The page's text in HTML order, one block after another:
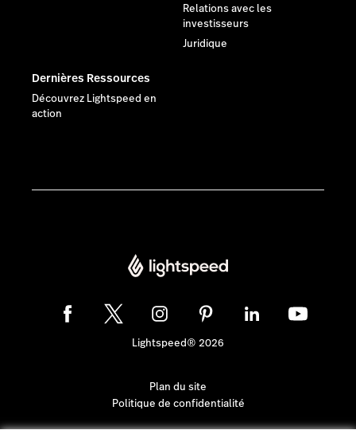
Relations avec les
investisseurs
Juridique
Dernières Ressources
Découvrez Lightspeed en
action
Lightspeed® 2026
Plan du site
Politique de confidentialité